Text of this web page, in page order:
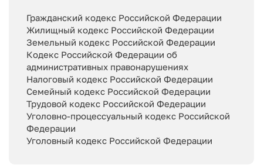
Гражданский кодекс Российской Федерации
Жилищный кодекс Российской Федерации
Земельный кодекс Российской Федерации
Кодекс Российской Федерации об
административных правонарушениях
Налоговый кодекс Российской Федерации
Семейный кодекс Российской Федерации
Трудовой кодекс Российской Федерации
Уголовно-процессуальный кодекс Российской
Федерации
Уголовный кодекс Российской Федерации